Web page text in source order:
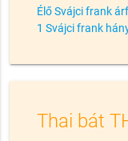
Élő Svájci frank
1 Svájci frank
Thai bát